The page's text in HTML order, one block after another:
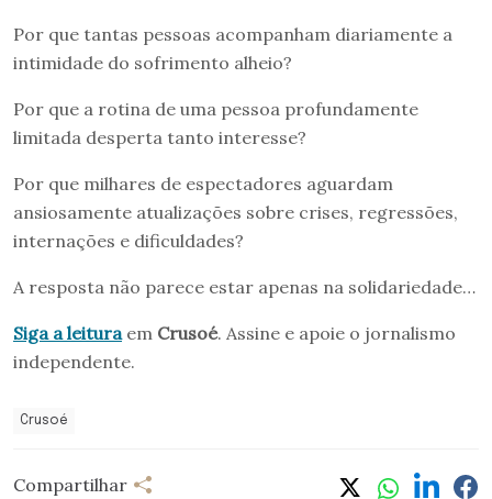
Por que tantas pessoas acompanham diariamente a
intimidade do sofrimento alheio?
Por que a rotina de uma pessoa profundamente
limitada desperta tanto interesse?
Por que milhares de espectadores aguardam
ansiosamente atualizações sobre crises, regressões,
internações e dificuldades?
A resposta não parece estar apenas na solidariedade…
Siga a leituraem Crusoé. Assine e apoie o jornalismo
independente.
Crusoé
Compartilhar